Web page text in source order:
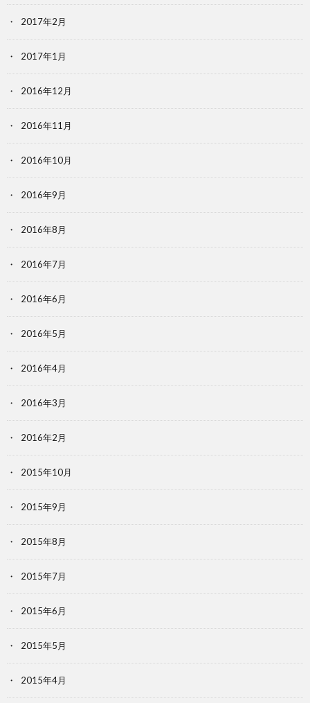
2017年2月
2017年1月
2016年12月
2016年11月
2016年10月
2016年9月
2016年8月
2016年7月
2016年6月
2016年5月
2016年4月
2016年3月
2016年2月
2015年10月
2015年9月
2015年8月
2015年7月
2015年6月
2015年5月
2015年4月